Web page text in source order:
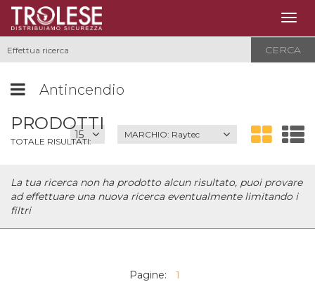
CERCA
Antincendio
MARCHIO: Raytec
PRODOTTI
TOTALE RISULTATI:
La tua ricerca non ha prodotto alcun risultato, puoi provare
ad effettuare una nuova ricerca eventualmente limitando i
filtri
Pagine: 1